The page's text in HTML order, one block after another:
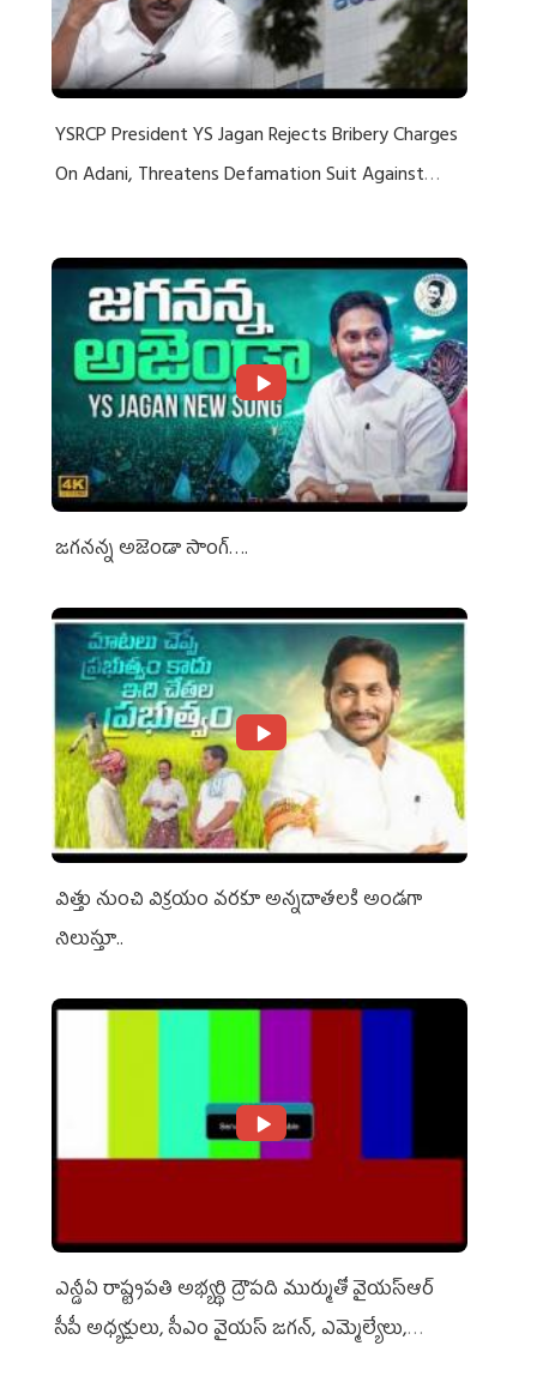
YSRCP President YS Jagan Rejects Bribery Charges
On Adani, Threatens Defamation Suit Against
జగనన్న అజెండా సాంగ్….
విత్తు నుంచి విక్రయం వరకూ అన్నదాతలకి అండగా
నిలుస్తూ..
ఎన్డీఏ రాష్ట్ర‌ప‌తి అభ్య‌ర్థి ద్రౌప‌ది ముర్ముతో వైయ‌స్ఆర్
సీపీ అధ్య‌క్షులు, సీఎం వైయ‌స్ జ‌గ‌న్, ఎమ్మెల్యేలు,